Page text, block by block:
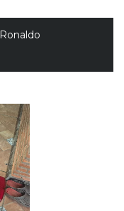
Ronaldo